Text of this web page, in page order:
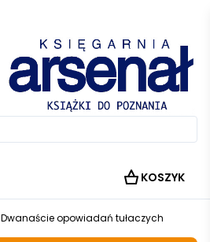
KOSZYK
Dwanaście opowiadań tułaczych